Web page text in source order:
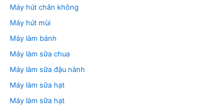
Máy hút chân không
Máy hút mùi
Máy làm bánh
Máy làm sữa chua
Máy làm sữa đậu nành
Máy làm sữa hạt
Máy làm sữa hạt